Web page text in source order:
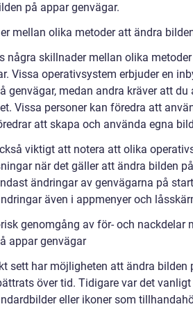
på appar genvägar.
mellan olika metoder att ändra
några skillnader mellan olika
Vissa operativsystem erbjuder en
genvägar, medan andra kräver att du
Vissa personer kan föredra att
att skapa och använda egna
viktigt att notera att olika
när det gäller att ändra bilden
ändringar av genvägarna på
även i appmenyer och
genomgång av för- och nackdelar
appar genvägar
sett har möjligheten att ändra bilden
över tid. Tidigare var det
eller ikoner som